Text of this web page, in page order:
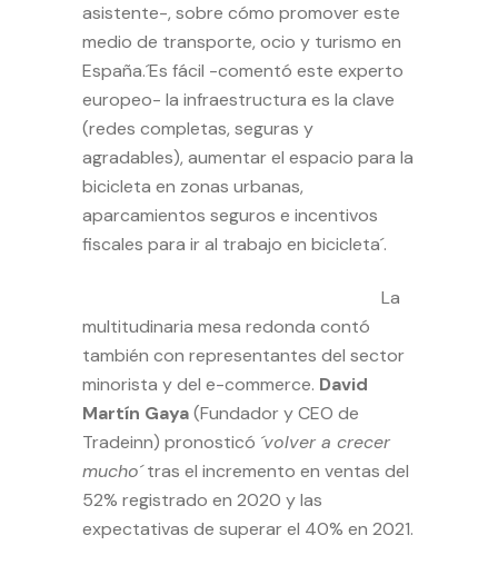
asistente-, sobre cómo promover este
medio de transporte, ocio y turismo en
España.´Es fácil -comentó este experto
europeo- la infraestructura es la clave
(redes completas, seguras y
agradables), aumentar el espacio para la
bicicleta en zonas urbanas,
aparcamientos seguros e incentivos
fiscales para ir al trabajo en bicicleta´.
La
multitudinaria mesa redonda contó
también con representantes del sector
minorista y del e-commerce. David
Martín Gaya(Fundador y CEO de
Tradeinn) pronosticó ´volver a crecer
mucho´tras el incremento en ventas del
52% registrado en 2020 y las
expectativas de superar el 40% en 2021.